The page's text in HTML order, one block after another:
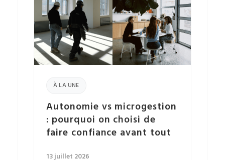
À LA UNE
Autonomie vs microgestion
: pourquoi on choisi de
faire confiance avant tout
13 juillet 2026